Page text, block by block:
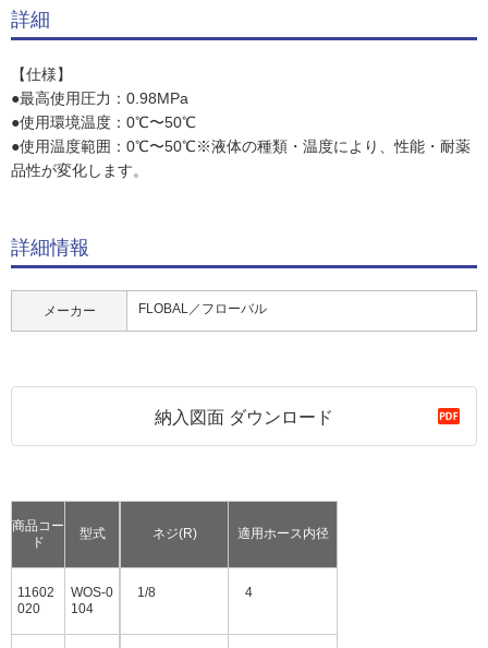
詳細
【仕様】
●最高使用圧力：0.98MPa
●使用環境温度：0℃〜50℃
●使用温度範囲：0℃〜50℃※液体の種類・温度により、性能・耐薬
品性が変化します。
詳細情報
メーカー FLOBAL／フローバル
納入図面 ダウンロード
商品コー
ド
型式
11602
020
WOS-0
104
ネジ(R) 適用ホース内径
1/8 4